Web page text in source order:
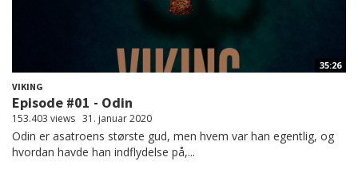
35:26
VIKING
Episode #01 - Odin
153.403 views 31. januar 2020
Odin er asatroens største gud, men hvem var han egentlig, og
hvordan havde han indflydelse på,...